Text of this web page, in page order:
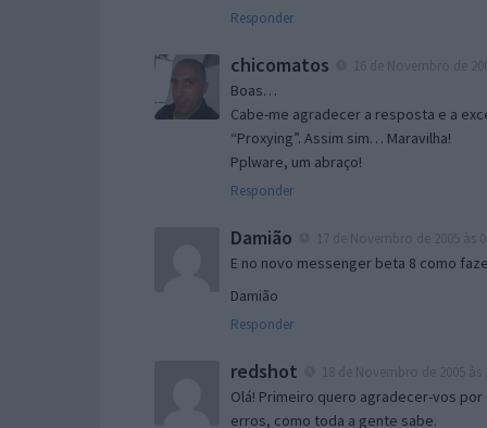
Responder
chicomatos
Boas…
Cabe-me agradecer a resposta e a
“Proxying”. Assim sim… Maravilha!
Pplware, um abraço!
Responder
Damião
E no novo messenger beta 8 como
Damião
Responder
redshot
Olá! Primeiro quero agradecer-vos
erros, como toda a gente sabe.